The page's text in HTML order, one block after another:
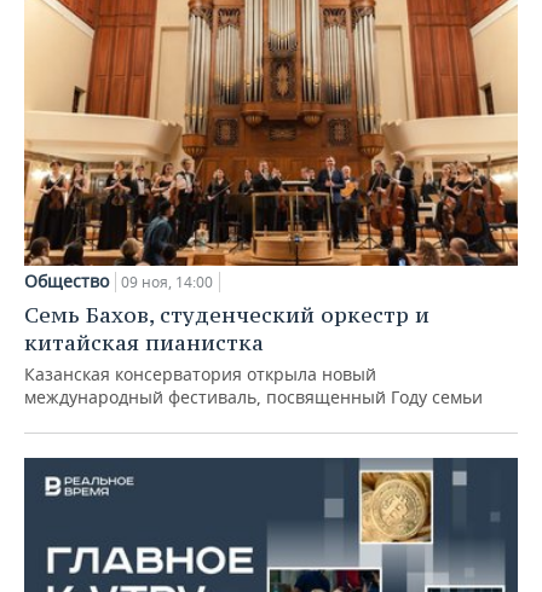
ONLINE-КОНФЕРЕНЦИИ
ОТКРЫТАЯ ЛЕКЦИЯ
ХОККЕЙ
БАСКЕТБОЛ
ВОЛЕЙБОЛ
КИБЕРСПОРТ
ФИГУРНОЕ КАТАНИЕ
ВОДНЫЕ ВИДЫ СПОРТА
ХОККЕЙ С МЯЧОМ
ВЛАСТЬ
ИНФРАСТРУКТУРА
ИСТОРИЯ
КУЛЬТУРА
МЕДИЦИНА
ОБРАЗОВАНИЕ
ПРОИСШЕСТВИЯ
СЮЖЕТЫ
СПРАВОЧНИК
СПИСОК ПЕРСОН
СПИСОК КОМПАНИЙ
ПОЛНАЯ ВЕРСИЯ
Общество 09 ноя, 14:00
Семь Бахов, студенческий оркестр и
китайская пианистка
Казанская консерватория открыла новый
международный фестиваль, посвященный Году семьи